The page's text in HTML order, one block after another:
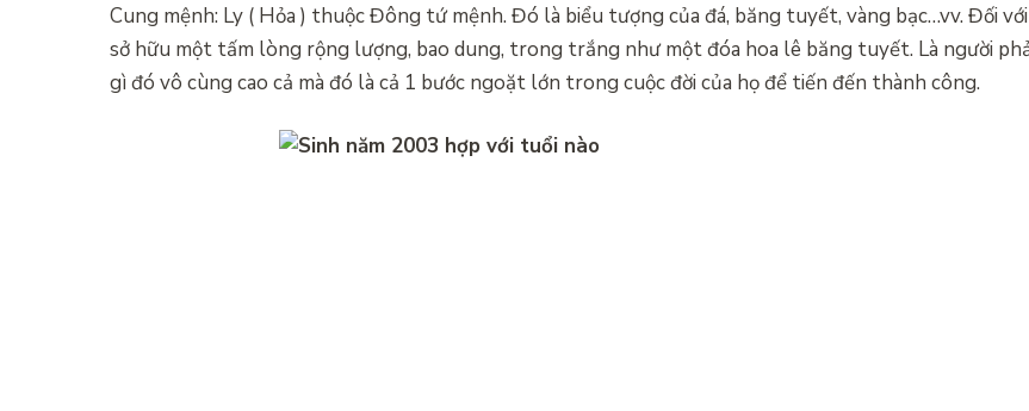
Cung mệnh: Ly ( Hỏa ) thuộc Đông tứ mệnh. Đó là biểu tượng của đá, băng tuyết, vàng bạc…vv. Đối
sở hữu một tấm lòng rộng lượng, bao dung, trong trắng như một đóa hoa lê băng tuyết. Là người
gì đó vô cùng cao cả mà đó là cả 1 bước ngoặt lớn trong cuộc đời của họ để tiến đến thành công.